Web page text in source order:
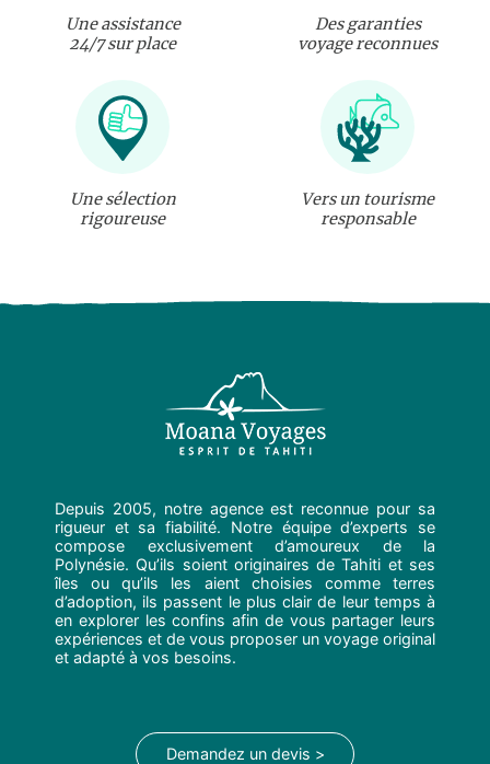
Une assistance
24/7 sur place
Des garanties
voyage reconnues
Une sélection
rigoureuse
Vers un tourisme
responsable
Depuis 2005, notre agence est reconnue pour sa
rigueur et sa fiabilité. Notre équipe d’experts se
compose exclusivement d’amoureux de la
Polynésie. Qu’ils soient originaires de Tahiti et ses
îles ou qu’ils les aient choisies comme terres
d’adoption, ils passent le plus clair de leur temps à
en explorer les confins afin de vous partager leurs
expériences et de vous proposer un voyage original
et adapté à vos besoins.
Demandez un devis >